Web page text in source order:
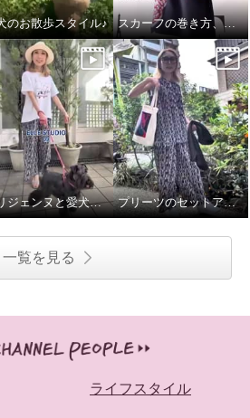
のお散歩スタイル♪ スカーフの巻き方、簡単2通りです♪
パリジェンヌと愛犬のお散歩スタイル プリーツのセットアップで語学レッスンへ♪
一覧を見る
ライフスタイル